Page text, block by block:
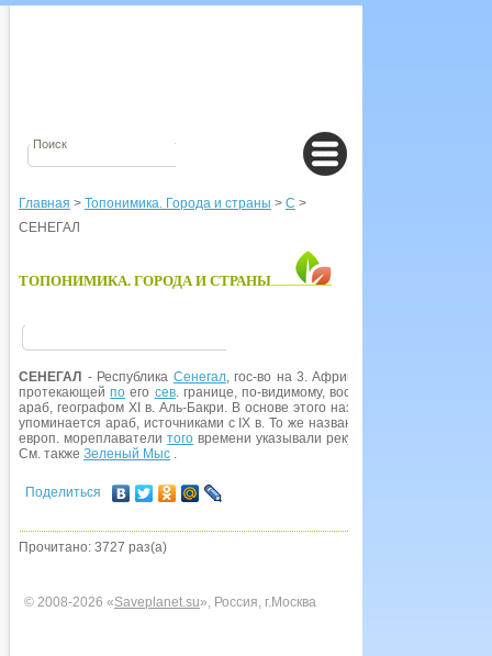
Главная > Топонимика. Города и страны > С >
СЕНЕГАЛ
ТОПОНИМИКА. ГОРОДА И СТРАНЫ
СЕНЕГАЛ - Республика Сенегал, гос-во на 3. Африки. Совр. название
протекающейпо его сев. границе, по-видимому, восходят к названию
араб, географом XI в. Аль-Бакри. В основе этого названия может быть
упоминается араб, источниками с IX в. То же название страны араб,
европ. мореплавателитого времени указывали реку Сенега. В ходе
См. также Зеленый Мыс .
Поделиться
Прочитано: 3727 раз(а)
© 2008-2026 «Saveplanet.su», Россия, г.Москва